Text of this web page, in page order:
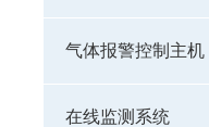
气体报警控制主机
在线监测系统